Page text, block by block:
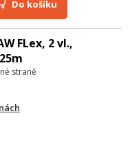
Do košíku
FLex, 2 vl.,
straně